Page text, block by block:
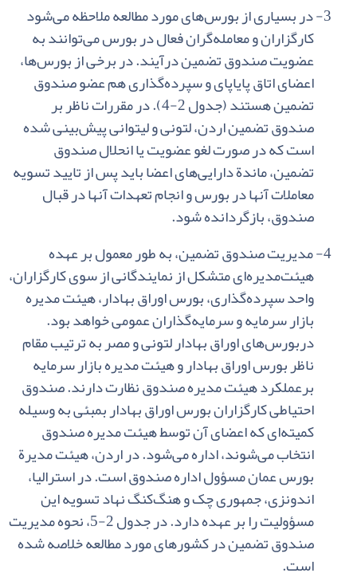
3- در بسیاری‌ از بورس‌های‌ مورد مطالعه‌ ملاحظه‌ می‌شود
کارگزاران‌ و معامله‌گران‌ فعال‌ در بورسمی‌توانند به
‌عضویت‌ صندوق‌ تضمین‌ درآیند. در برخی‌ از بورس‌ها،
اعضای‌ اتاق‌ پایاپای‌ و سپرده‌گذاریهم‌ عضو صندوق
‌تضمین‌ هستند (جدول‌2-4 ). در مقررات‌ ناظر بر
صندوق‌ تضمین‌ اردن‌، لتونی‌ و لیتوانی‌ پیش‌بینی‌ شده
‌است‌ که در صورت‌ لغو عضویت‌ یا انحلال‌ صندوق‌
تضمین‌، ماندة‌ دارایی‌های‌ اعضا باید پس‌ از تایید تسویه
‌معاملات‌ آنها در بورس‌ و انجام‌ تعهدات‌ آنها در قبال‌
صندوق‌، بازگردانده‌ شود.
4- مدیریت‌ صندوق‌ تضمین‌، به‌ طور معمول‌ بر عهده‌
هیئت‌‌مدیره‌ایمتشکل‌ از نمایندگانی‌ از سوی‌ کارگزاران‌،
واحد سپرده‌گذاری‌، بورس‌ اوراق‌ بهادار، هیئت‌ مدیره‌
بازار سرمایه‌ و سرمایه‌گذاران‌ عمومی‌ خواهد بود.
دربورس‌های‌ اوراق‌ بهادار لتونی‌ و مصر به‌ ترتیب‌ مقام‌
ناظر بورس‌ اوراق‌ بهادار و هیئت‌ مدیره‌ بازار سرمایه‌
برعملکرد هیئت‌ مدیره‌ صندوق‌ نظارت‌ دارند. صندوق‌
احتیاطی‌ کارگزاران‌ بورس‌ اوراق‌ بهادار بمبئی‌ به ‌وسیله‌
کمیته‌ای‌ که‌ اعضای‌ آن‌ توسط هیئت‌ مدیره‌ صندوق‌
انتخاب‌ می‌شوند، اداره‌ می‌شود. در اردن‌، هیئت‌ مدیرة‌
بورس‌ عمان‌ مسؤول‌ اداره‌ صندوق‌ است‌. در استرالیا،
اندونزی‌، جمهوری‌ چک‌ و هنگ‌کنگ نهاد تسویهاین‌
مسؤولیت‌ را بر عهده‌ دارد. در جدول‌2-5 ، نحوه‌ مدیریت‌
صندوق‌ تضمین‌ در کشورهای‌ مورد مطالعه‌ خلاصه‌ شده‌
است‌.